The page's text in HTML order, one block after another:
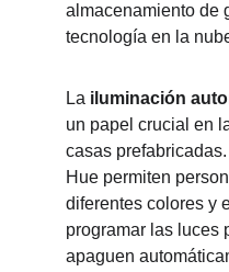
almacenamiento de
tecnología en la
La iluminación
un papel crucial en
casas
Hue permiten
diferentes colores y
programar las luces
apaguen